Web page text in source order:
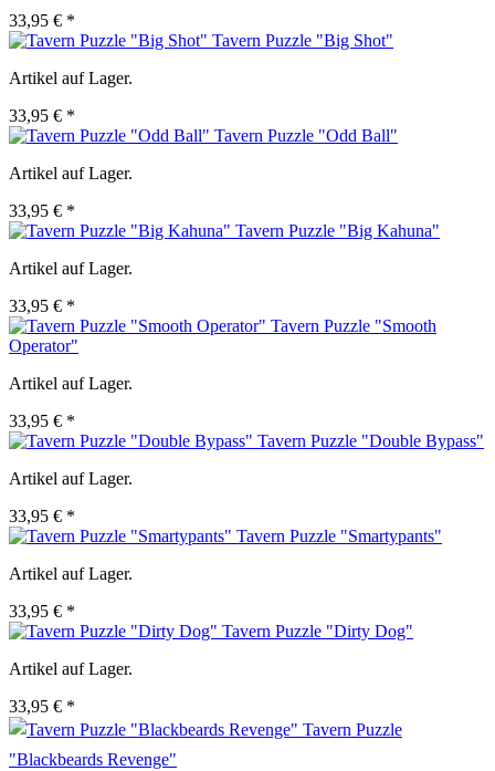
33,95 € *
Tavern Puzzle "Big Shot"
Artikel auf Lager.
33,95 € *
Tavern Puzzle "Odd Ball"
Artikel auf Lager.
33,95 € *
Tavern Puzzle "Big Kahuna"
Artikel auf Lager.
33,95 € *
Tavern Puzzle "Smooth
Operator"
Artikel auf Lager.
33,95 € *
Tavern Puzzle "Double Bypass"
Artikel auf Lager.
33,95 € *
Tavern Puzzle "Smartypants"
Artikel auf Lager.
33,95 € *
Tavern Puzzle "Dirty Dog"
Artikel auf Lager.
33,95 € *
Tavern Puzzle
"Blackbeards Revenge"